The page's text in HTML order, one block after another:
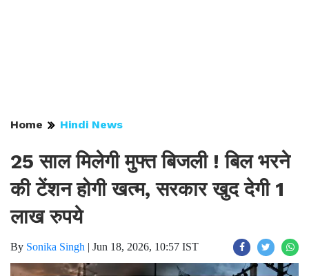
Home Hindi News
25 साल मिलेगी मुफ्त बिजली ! बिल भरने
की टेंशन होगी खत्म, सरकार खुद देगी 1
लाख रुपये
By Sonika Singh | Jun 18, 2026, 10:57 IST